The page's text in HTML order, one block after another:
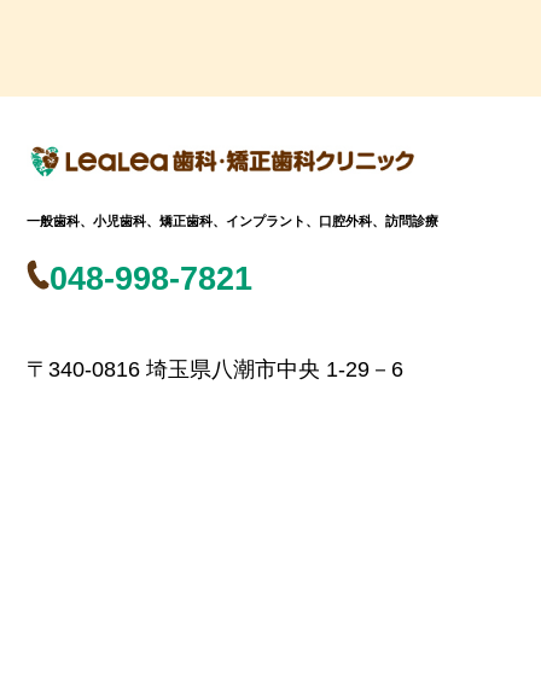
一般歯科、小児歯科、矯正歯科、インプラント、口腔外科、訪問診療
048-998-7821
〒340-0816 埼玉県八潮市中央 1-29－6